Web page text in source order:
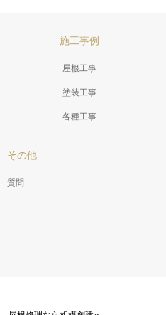
施工事例
屋根工事
塗装工事
各種工事
その他
質問